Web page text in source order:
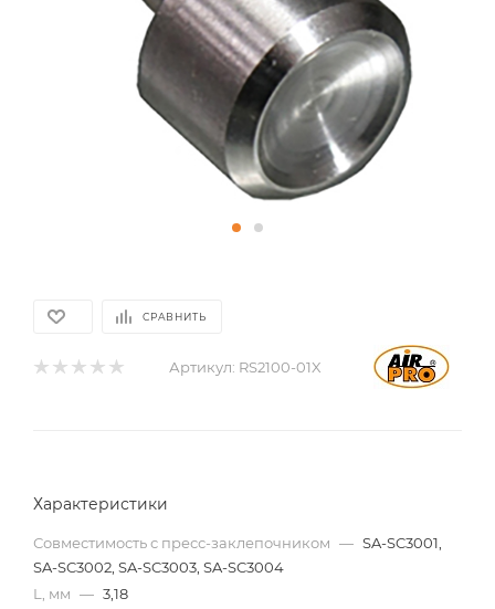
СРАВНИТЬ
Артикул: RS2100-01X
Характеристики
Совместимость с пресс-заклепочником — SA-SC3001,
SA-SC3002, SA-SC3003, SA-SC3004
L, мм — 3,18